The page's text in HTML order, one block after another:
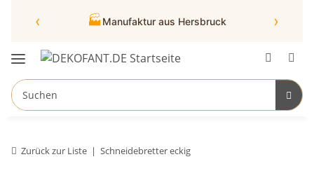
‹ 🏭 Manufaktur aus Hersbruck ›
Zurück zur Liste Schneidebretter eckig